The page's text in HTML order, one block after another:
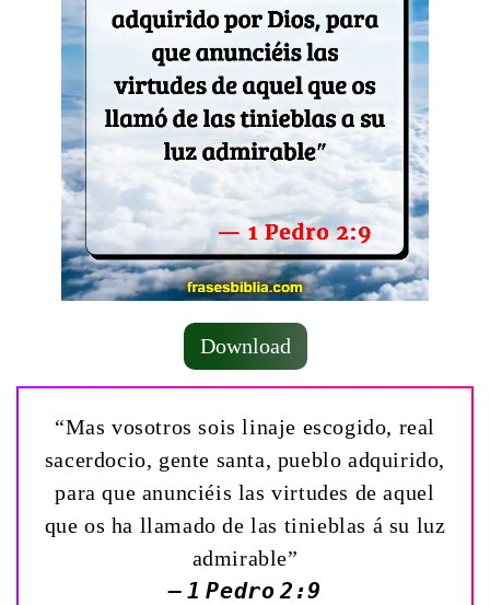
Download
“Mas vosotros sois linaje escogido, real
sacerdocio, gente santa, pueblo adquirido,
para que anunciéis las virtudes de aquel
que os ha llamado de las tinieblas á su luz
admirable”
— 1 Pedro 2:9